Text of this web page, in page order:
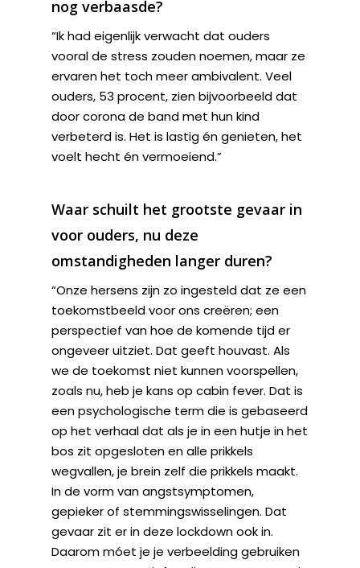
nog ­verbaasde?
“Ik had eigenlijk verwacht dat ouders
vooral de stress zouden noemen, maar ze
ervaren het toch meer ambivalent. Veel
ouders, 53 procent, zien bijvoorbeeld dat
door corona de band met hun kind
verbeterd is. Het is lastig én genieten, het
voelt hecht én vermoeiend.”
Waar schuilt het grootste gevaar in
voor ­ouders, nu deze
omstandigheden langer duren?
“Onze hersens zijn zo ingesteld dat ze een
toekomstbeeld voor ons creëren; een
perspectief van hoe de komende tijd er
ongeveer uitziet. Dat geeft houvast. Als
we de toekomst niet kunnen voorspellen,
zoals nu, heb je kans op cabin fever. Dat is
een psychologische term die is gebaseerd
op het verhaal dat als je in een hutje in het
bos zit ­opgesloten en alle prikkels
wegvallen, je brein zelf die prikkels maakt.
In de vorm van angstsymptomen,
gepieker of stemmingswisselingen. Dat
gevaar zit er in deze lockdown ook in.
Daarom móet je je verbeelding gebruiken